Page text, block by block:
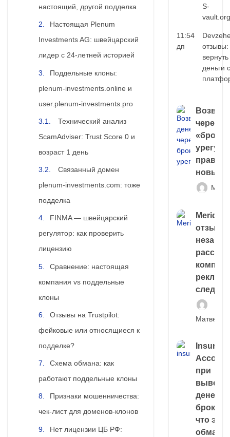
настоящий, другой подделка
Настоящая Plenum
Investments AG: швейцарский
лидер с 24-летней историей
Поддельные клоны:
plenum-investments.online и
user.plenum-investments.pro
Технический анализ
ScamAdviser: Trust Score 0 и
возраст 1 день
Связанный домен
plenum-investments.com: тоже
подделка
FINMA — швейцарский
регулятор: как проверить
лицензию
Сравнение: настоящая
компания vs поддельные
клоны
Отзывы на Trustpilot:
фейковые или относящиеся к
подделке?
Схема обмана: как
работают поддельные клоны
Признаки мошенничества:
чек-лист для доменов-клонов
Нет лицензии ЦБ РФ:
S-
vault.org
11:54
дп
отзывы:
вернуть
деньги с
через
правда
новый
следа
Матвей
Account
при
выводе
денег у
что это,
обман?